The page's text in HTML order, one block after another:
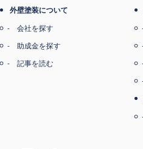
外壁塗装について
会社を探す
助成金を探す
記事を読む